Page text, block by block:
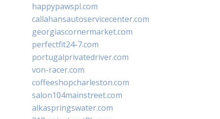
happypawspl.com
callahansautoservicecenter.com
georgiascornermarket.com
perfectfit24-7.com
portugalprivatedriver.com
von-racer.com
coffeeshopcharleston.com
salon104mainstreet.com
alkaspringswater.com